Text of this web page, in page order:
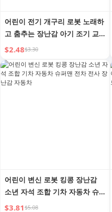
어린이 전기 개구리 로봇 노래하
고 춤추는 장난감 아기 조기 교
육 교육 연습 고개 들기 훈련
$2.48$3.30
어린이 변신 로봇 킹콩 장난감
소년 자석 조합 기차 자동차 슈
퍼맨 전차 전사 장난감 자동차
$3.81$5.08